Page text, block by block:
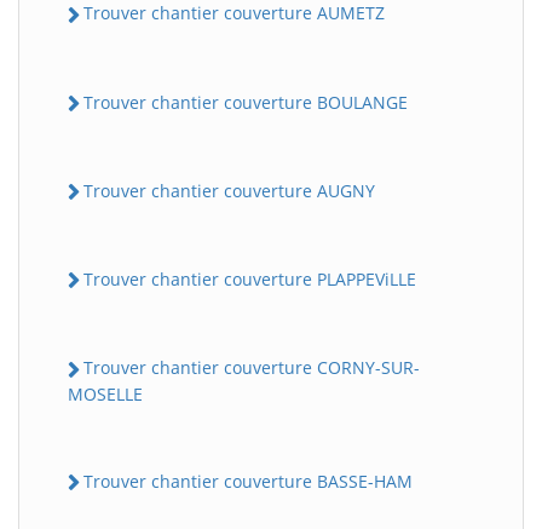
Trouver chantier couverture AUMETZ
Trouver chantier couverture BOULANGE
Trouver chantier couverture AUGNY
Trouver chantier couverture PLAPPEViLLE
Trouver chantier couverture CORNY-SUR-
MOSELLE
Trouver chantier couverture BASSE-HAM